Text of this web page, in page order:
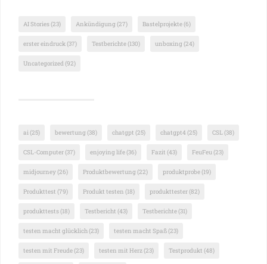
AI Stories(23) Ankündigung (27) Bastelprojekte(6)
erster eindruck(37) Testberichte(130) unboxing (24)
Uncategorized(92)
ai(25) bewertung (38) chatgpt (25) chatgpt4 (25) CSL(38)
CSL-Computer(37) enjoying life(36) Fazit (43) FeuFeu(23)
midjourney (26) Produktbewertung (22) produktprobe(19)
Produkttest (79) Produkt testen (18) produkttester(82)
produkttests(18) Testbericht (43) Testberichte(31)
testen macht glücklich(23) testen macht Spaß(23)
testen mit Freude(23) testen mit Herz(23) Testprodukt (48)